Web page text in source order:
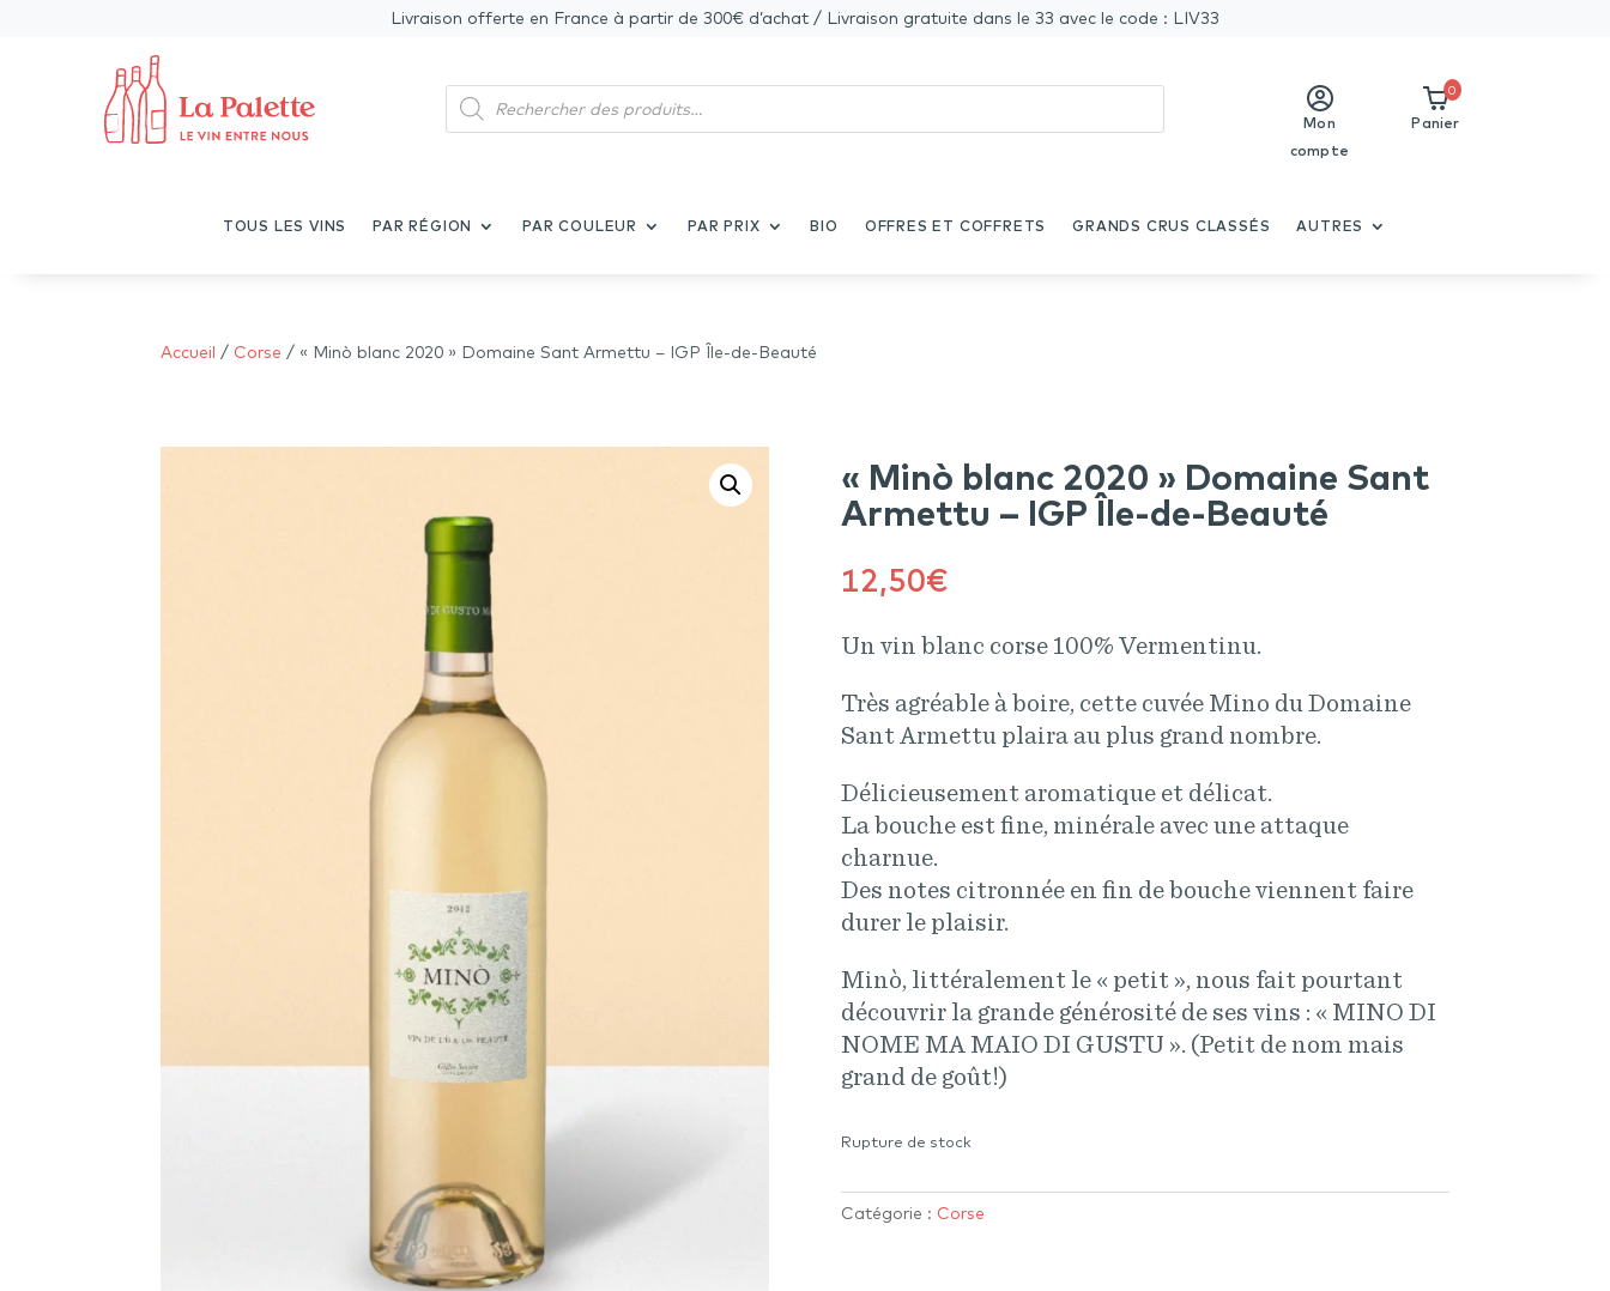
Livraison offerte en France à partir de 300€ d’achat / Livraison gratuite dans le 33 avec le code : LIV33
Recherche
de
produits
Mon
compte
Panier
0
TOUS LES VINS PAR RÉGION PAR COULEUR PAR PRIX BIO OFFRES ET COFFRETS GRANDS CRUS CLASSÉS AUTRES
Accueil / Corse / « Minò blanc 2020 » Domaine Sant Armettu – IGP Île-de-Beauté
« Minò blanc 2020 » Domaine Sant
Armettu – IGP Île-de-Beauté
12,50€
Un vin blanc corse 100% Vermentinu.
Très agréable à boire, cette cuvée Mino du Domaine
Sant Armettu plaira au plus grand nombre.
Délicieusement aromatique et délicat.
La bouche est fine, minérale avec une attaque
charnue.
Des notes citronnée en fin de bouche viennent faire
durer le plaisir.
Minò, littéralement le « petit », nous fait pourtant
découvrir la grande générosité de ses vins : « MINO DI
NOME MA MAIO DI GUSTU ». (Petit de nom mais
grand de goût!)
Rupture de stock
Catégorie : Corse